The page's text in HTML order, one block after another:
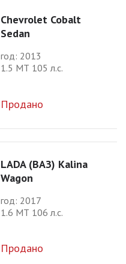
Chevrolet Cobalt
Sedan
год: 2013
1.5 МТ 105 л.с.
Продано
LADA (ВАЗ) Kalina
Wagon
год: 2017
1.6 МТ 106 л.с.
Продано